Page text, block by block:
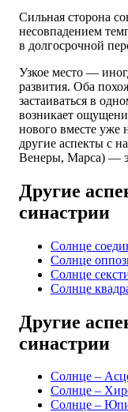
Сильная сторона
несовпадением
в долгосрочной
Узкое место —
развития. Оба
застаиваться в
возникает
нового вместе уже
другие аспекты с
Венеры, Марса) —
Другие
синастрии
Солнце
Солнце
Солнце
Солнце
Другие
синастрии
Солнце –
Солнце –
Солнце –